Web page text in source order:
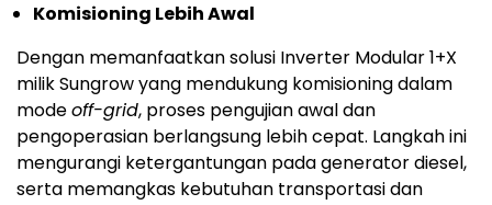
Komisioning Lebih Awal
Dengan memanfaatkan solusi Inverter Modular 1+X
milik Sungrow yang mendukung komisioning dalam
modeoff-grid, proses pengujian awal dan
pengoperasian berlangsung lebih cepat. Langkah ini
mengurangi ketergantungan pada generator diesel,
serta memangkas kebutuhan transportasi dan